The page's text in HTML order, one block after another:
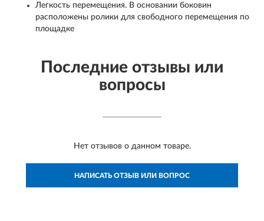
Легкость перемещения. В основании боковин
расположены ролики для свободного перемещения по
площадке
Последние отзывы или
вопросы
Нет отзывов о данном товаре.
НАПИСАТЬ ОТЗЫВ ИЛИ ВОПРОС